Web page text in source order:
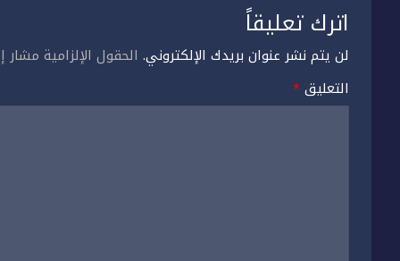
اترك تعليقاً
لن يتم نشر عنوان بريدك الإلكتروني. الحقول الإلزامية مشار
التعليق*